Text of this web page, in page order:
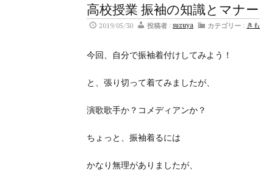
高校授業 振袖の知識とマナー
2019/05/30 投稿者 : suzuya カテゴリー : き
今回、自分で振袖着付けしてみよう！
と、張り切って着てみましたが、
演歌歌手か？コメディアンか？
ちょっと、振袖着るには
かなり無理がありましたが、